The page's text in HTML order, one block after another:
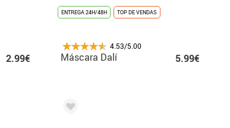
2.99€
ENTREGA 24H/48H TOP DE VENDAS
4.53/5.00
Máscara Dalí 5.99€